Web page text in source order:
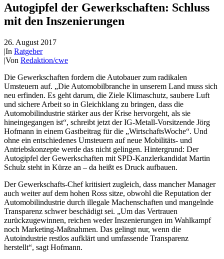
Autogipfel der Gewerkschaften: Schluss
mit den Inszenierungen
26. August 2017
|In Ratgeber
|Von Redaktion/cwe
Die Gewerkschaften fordern die Autobauer zum radikalen
Umsteuern auf. „Die Automobilbranche in unserem Land muss sich
neu erfinden. Es geht darum, die Ziele Klimaschutz, saubere Luft
und sichere Arbeit so in Gleichklang zu bringen, dass die
Automobilindustrie stärker aus der Krise hervorgeht, als sie
hineingegangen ist“, schreibt jetzt der IG-Metall-Vorsitzende Jörg
Hofmann in einem Gastbeitrag für die „WirtschaftsWoche“. Und
ohne ein entschiedenes Umsteuern auf neue Mobilitäts- und
Antriebskonzepte werde das nicht gelingen. Hintergrund: Der
Autogipfel der Gewerkschaften mit SPD-Kanzlerkandidat Martin
Schulz steht in Kürze an – da heißt es Druck aufbauen.
Der Gewerkschafts-Chef kritisiert zugleich, dass mancher Manager
auch weiter auf dem hohen Ross sitze, obwohl die Reputation der
Automobilindustrie durch illegale Machenschaften und mangelnde
Transparenz schwer beschädigt sei. „Um das Vertrauen
zurückzugewinnen, reichen weder Inszenierungen im Wahlkampf
noch Marketing-Maßnahmen. Das gelingt nur, wenn die
Autoindustrie restlos aufklärt und umfassende Transparenz
herstellt“, sagt Hofmann.